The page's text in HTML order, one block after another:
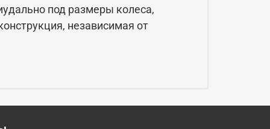
под размеры колеса,
независимая от